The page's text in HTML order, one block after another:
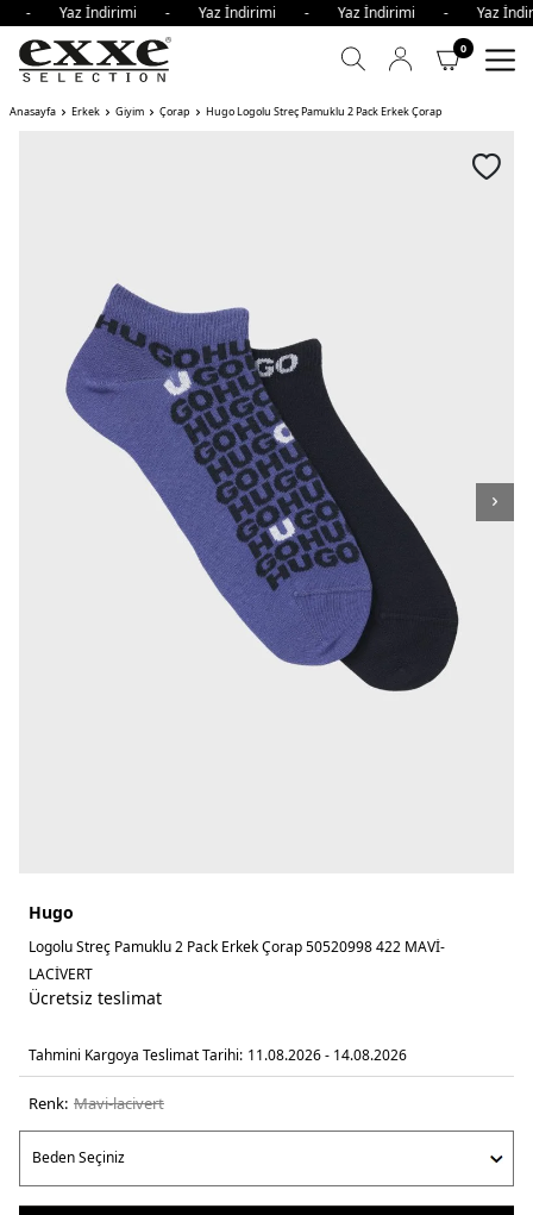
- Yaz İndirimi - Yaz İndirimi - Yaz İndirimi -
0
Anasayfa Erkek Giyim Çorap Hugo Logolu Streç Pamuklu 2 Pack Erkek Çorap
Hugo
Logolu Streç Pamuklu 2 Pack Erkek Çorap 50520998 422 MAVİ-
LACİVERT
Ücretsiz teslimat
Tahmini Kargoya Teslimat Tarihi: 11.08.2026 - 14.08.2026
Renk: mavi̇-laci̇vert